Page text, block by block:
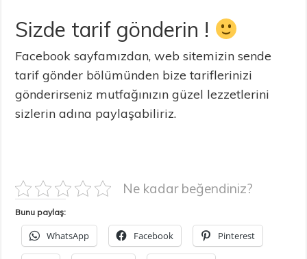
Sizde tarif gönderin !
Facebook sayfamızdan, web sitemizin sende
tarif gönder bölümünden bize tariflerinizi
gönderirseniz mutfağınızın güzel lezzetlerini
sizlerin adına paylaşabiliriz.
Ne kadar beğendiniz?
Bunu paylaş:
WhatsApp Facebook Pinterest